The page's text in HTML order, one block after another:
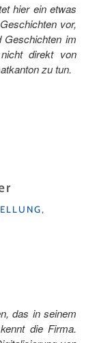
hier ein etwas
vor,
im
direkt von
zu tun.
,
das in seinem
die Firma.